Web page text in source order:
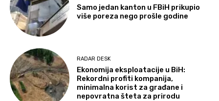
Samo jedan kanton u FBiH prikupio
više poreza nego prošle godine
RADAR DESK
Ekonomija eksploatacije u BiH:
Rekordni profiti kompanija,
minimalna korist za građane i
nepovratna šteta za prirodu